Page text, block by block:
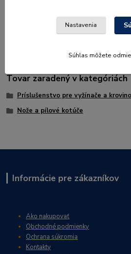
Tovar zaradený v kategóriách
Príslušenstvo pre vyžínače a
Nože a pílové kotúče
Informácie pre zákazníkov
Ako nakupovať
Obchodné podmienky
Ochrana súkromia
Kontakty
Nastavenia
Súhlas môžete